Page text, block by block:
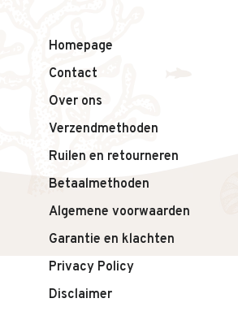
Homepage
Contact
Over ons
Verzendmethoden
Ruilen en retourneren
Betaalmethoden
Algemene voorwaarden
Garantie en klachten
Privacy Policy
Disclaimer